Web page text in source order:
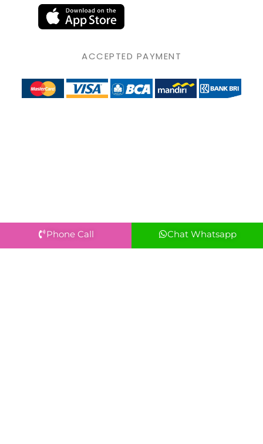
ACCEPTED PAYMENT
Phone Call Chat Whatsapp